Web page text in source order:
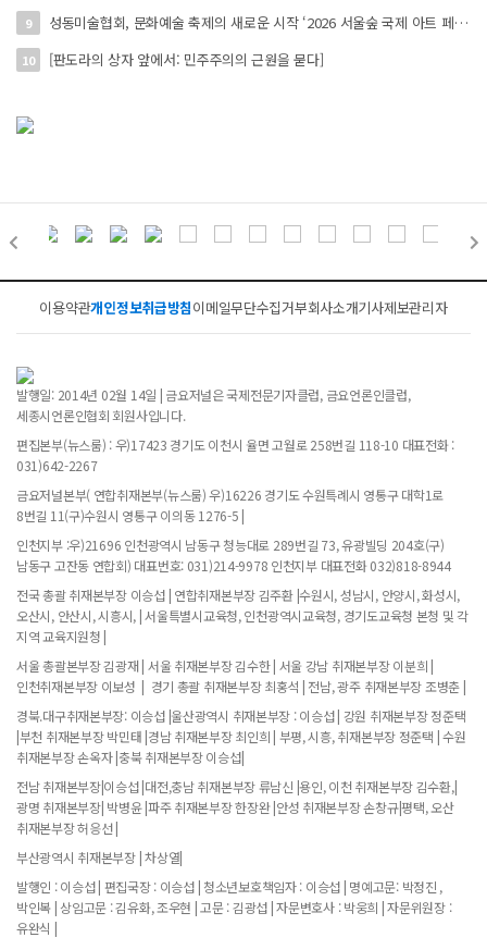
9 성동미술협회, 문화예술 축제의 새로운 시작 ‘2026 서울숲 국제 아트 페스타’ 개최
10 [판도라의 상자 앞에서: 민주주의의 근원을 묻다]
이용약관개인정보취급방침이메일무단수집거부회사소개기사제보관리자
발행일: 2014년 02월 14일 | 금요저널은 국제전문기자클럽, 금요언론인클럽,
세종시언론인협회 회원사입니다.
편집본부(뉴스룸) : 우)17423 경기도 이천시 율면 고월로 258번길 118-10 대표전화 :
031)642-2267
금요저널본부( 연합취재본부(뉴스룸) 우)16226 경기도 수원특례시 영통구 대학1로
8번길 11(구)수원시 영통구 이의동 1276-5 |
인천지부 :우)21696 인천광역시 남동구 청능대로 289번길 73, 유광빌딩 204호(구)
남동구 고잔동 연합회) 대표번호: 031)214-9978 인천지부 대표전화 032)818-8944
전국 총괄 취재본부장 이승섭 | 연합취재본부장 김주환 |수원시, 성남시, 안양시, 화성시,
오산시, 안산시, 시흥시, | 서울특별시교육청, 인천광역시교육청, 경기도교육청 본청 및 각
지역 교육지원청 |
서울 총괄본부장 김광재 | 서울 취재본부장 김수한 | 서울 강남 취재본부장 이분희 |
인천취재본부장 이보성 | 경기 총괄 취재본부장 최홍석 | 전남, 광주 취재본부장 조병춘 |
경북.대구취재본부장: 이승섭 |울산광역시 취재본부장 : 이승섭 | 강원 취재본부장 정준택
|부천 취재본부장 박민태 |경남 취재본부장 최인희 | 부평, 시흥, 취재본부장 정준택 | 수원
취재본부장 손옥자 |충북 취재본부장 이승섭|
전남 취재본부장|이승섭 |대전,충남 취재본부장 류남신 |용인, 이천 취재본부장 김수환,|
광명 취재본부장| 박병윤 |파주 취재본부장 한장완 |안성 취재본부장 손창규|평택, 오산
취재본부장 허응선 |
부산광역시 취재본부장 | 차상열|
발행인 : 이승섭 | 편집국장 : 이승섭 | 청소년보호책임자 : 이승섭 | 명예고문: 박정진 ,
박인복 | 상임고문 : 김유화, 조우현 | 고문 : 김광섭 | 자문변호사 : 박웅희 | 자문위원장 :
유완식 |